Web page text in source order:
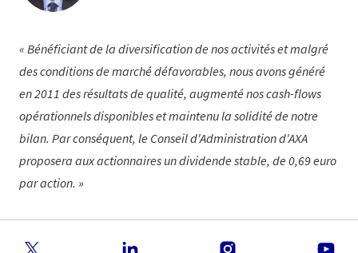
Bénéficiant de la diversification de nos activités et malgré
des conditions de marché défavorables, nous avons généré
en 2011 des résultats de qualité, augmenté noscash-flows
opérationnels disponibles et maintenu la solidité de notre
bilan. Par conséquent, le Conseil d'Administration d'AXA
proposera aux actionnaires un dividende stable, de 0,69 euro
par action.